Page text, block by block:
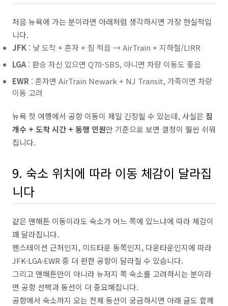
처음 뉴욕에 가는 분이라면 아래처럼 생각하시면 가장 현실적입
니다.
JFK : 낮 도착 + 혼자 + 짐 적음 → AirTrain + 지하철/LIRR
LGA : 환승 자신 있으면 Q70-SBS, 아니면 차량 이동도 좋음
EWR : 혼자면 AirTrain Newark + NJ Transit, 가족이면 차량
이동 고려
뉴욕 첫 여행에서 공항 이동이 제일 긴장될 수 있는데, 사실은 짐
개수 + 도착 시간 + 동행 인원만 기준으로 보면 결정이 훨씬 쉬워
집니다.
9. 숙소 위치에 따라 이동 체감이 달라집
니다
같은 맨해튼 이동이라도 숙소가 어느 쪽에 있느냐에 따라 체감이
꽤 달라집니다.
펜스테이션 근처인지, 미드타운 동쪽인지, 다운타운인지에 따라
JFK·LGA·EWR 중 더 편한 공항이 달라질 수 있습니다.
그리고 맨해튼만이 아니라 뉴저지 쪽 숙소를 고려하시는 분이라
면 공항 선택과 동선이 더 중요해집니다.
공항에서 숙소까지 오는 전체 동선이 궁금하시면 아래 글도 함께